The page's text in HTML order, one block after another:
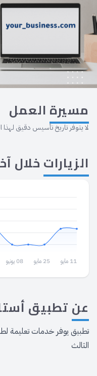
عن تطبيق
تطبيق يوفر خدمات تعليمة
الثالث
مسيرة العمل
لا يتوفر تاريخ تأسيس دقيق لهذا
الزيارات خلال آخر 90
11 مايو 25 مايو 08 يونيو